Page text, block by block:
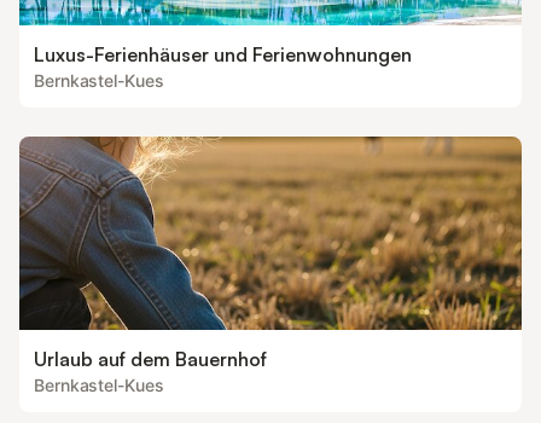
Luxus-Ferienhäuser und Ferienwohnungen
Bernkastel-Kues
Urlaub auf dem Bauernhof
Bernkastel-Kues